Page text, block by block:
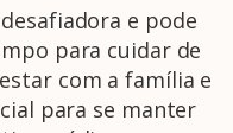
e pode
para cuidar de
com a família e
para se manter